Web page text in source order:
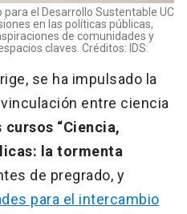
el Desarrollo Sustentable UC
en las políticas públicas,
de comunidades y
claves. Créditos: IDS:
se ha impulsado la
entre ciencia
cursos “Ciencia,
la tormenta
de pregrado, y
para el intercambio